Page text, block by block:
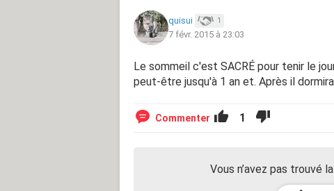
quisui 1
7 févr. 2015 à 23:03
Le sommeil c'est SACRÉ pour tenir le
peut-être jusqu'à 1 an et. Après il
Commenter 1
Vous n’avez pas trouvé